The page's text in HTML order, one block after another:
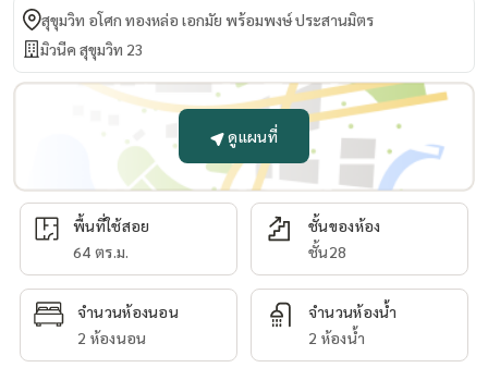
สุขุมวิท อโศก ทองหล่อ เอกมัย พร้อมพงษ์ ประสานมิตร
มิวนีค สุขุมวิท 23
ดูแผนที่
พื้นที่ใช้สอย
64 ตร.ม.
ชั้นของห้อง
ชั้น28
จำนวนห้องนอน
2 ห้องนอน
จำนวนห้องน้ำ
2 ห้องน้ำ